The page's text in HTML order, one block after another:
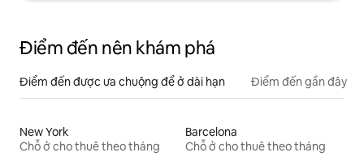
Điểm đến nên khám phá
Điểm đến được ưa chuộng để ở dài hạn Điểm đến gần đây
New York
Chỗ ở cho thuê theo tháng
Barcelona
Chỗ ở cho thuê theo tháng